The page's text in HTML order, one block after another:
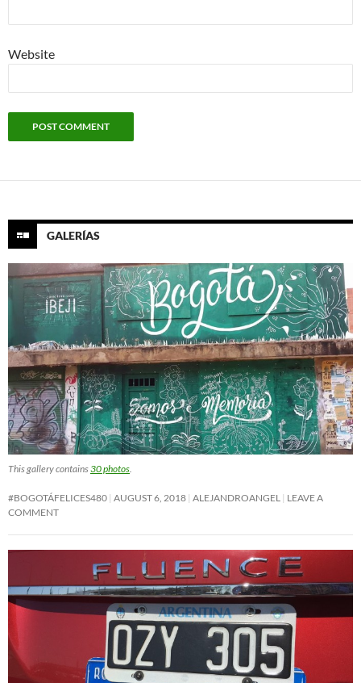
Website
GALERÍAS
This gallery contains30 photos
#BOGOTÁFELICES480 AUGUST 6, 2018 ALEJANDROANGEL
LEAVE A
COMMENT